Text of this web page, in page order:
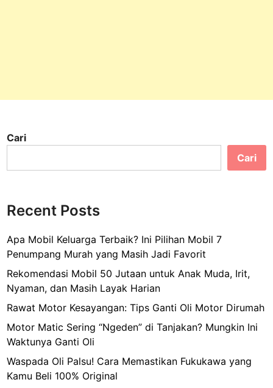
Cari
Cari
Recent Posts
Apa Mobil Keluarga Terbaik? Ini Pilihan Mobil 7
Penumpang Murah yang Masih Jadi Favorit
Rekomendasi Mobil 50 Jutaan untuk Anak Muda, Irit,
Nyaman, dan Masih Layak Harian
Rawat Motor Kesayangan: Tips Ganti Oli Motor Dirumah
Motor Matic Sering “Ngeden” di Tanjakan? Mungkin Ini
Waktunya Ganti Oli
Waspada Oli Palsu! Cara Memastikan Fukukawa yang
Kamu Beli 100% Original